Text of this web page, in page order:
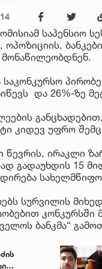
საპენსიო
საკონკურსო
და 26%-ზე
კიდევ უფრო
ირაკლი
გადაუხდის 15
სურვილის
ბანკმა“